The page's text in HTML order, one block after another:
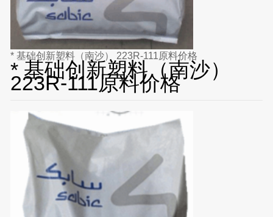
* 基础创新塑料（南沙） 223R-111原料价格
* 基础创新塑料（南沙）
223R-111原料价格